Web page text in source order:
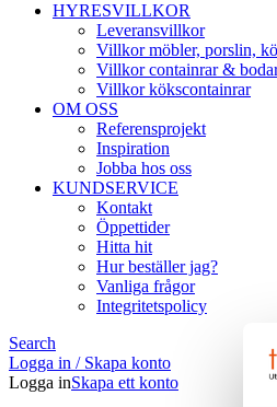
HYRESVILLKOR
Leveransvillkor
Villkor möbler, porslin,
Villkor containrar &
Villkor kökscontainrar
OM OSS
Referensprojekt
Inspiration
Jobba hos oss
KUNDSERVICE
Kontakt
Öppettider
Hitta hit
Hur beställer jag?
Vanliga frågor
Integritetspolicy
Search
Logga in / Skapa konto
Logga inSkapa ett konto